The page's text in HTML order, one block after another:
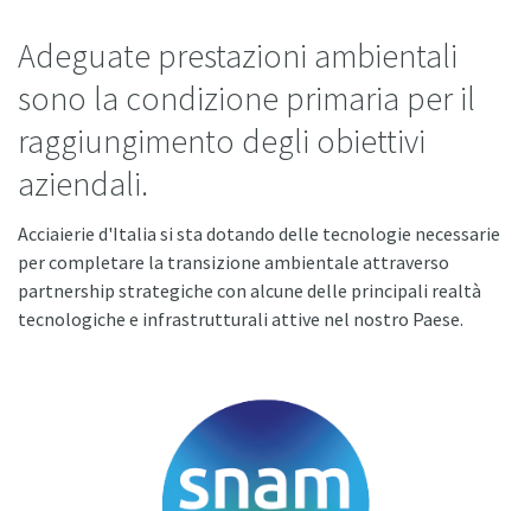
Adeguate prestazioni ambientali
sono la condizione primaria per il
raggiungimento degli obiettivi
aziendali.
Acciaierie d'Italia si sta dotando delle tecnologie necessarie
per completare la transizione ambientale attraverso
partnership strategiche con alcune delle principali realtà
tecnologiche e infrastrutturali attive nel nostro Paese.